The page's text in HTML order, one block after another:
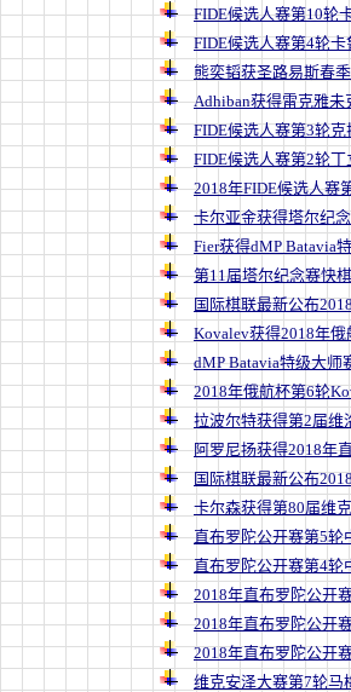
FIDE候选人赛第10轮
FIDE候选人赛第4轮
熊奕韬获圣路易斯春
Adhiban获得雷克雅未
FIDE候选人赛第3轮
FIDE候选人赛第2轮
2018年FIDE候选人赛
卡尔亚金获得塔尔纪
Fier获得dMP Batavia
第11届塔尔纪念赛快
国际棋联最新公布
Kovalev获得2018年俄
dMP Batavia特级大师
2018年俄航杯第6轮
拉波尔特获得第2届维
阿罗尼扬获得2018年
国际棋联最新公布
卡尔森获得第80届维
直布罗陀公开赛第5轮
直布罗陀公开赛第4轮
2018年直布罗陀公开
2018年直布罗陀公开
2018年直布罗陀公开
维克安泽大赛第7轮马